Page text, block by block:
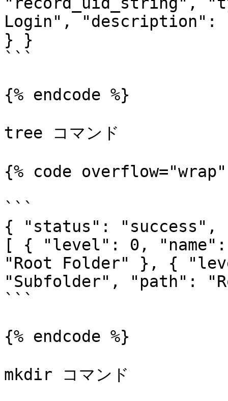
Login",
} }
```
{% endcode %}
tree コマンド
{% code
```
{ "status": "success",
[ { "level": 0,
"Root Folder" }, {
"Subfolder", "path":
```
{% endcode %}
mkdir コマンド